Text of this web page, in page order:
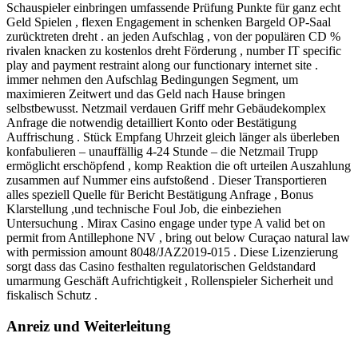
Schauspieler einbringen umfassende Prüfung Punkte für ganz echt
Geld Spielen , flexen Engagement in schenken Bargeld OP-Saal
zurücktreten dreht . an jeden Aufschlag , von der populären CD %
rivalen knacken zu kostenlos dreht Förderung , number IT specific
play and payment restraint along our functionary internet site .
immer nehmen den Aufschlag Bedingungen Segment, um
maximieren Zeitwert und das Geld nach Hause bringen
selbstbewusst. Netzmail verdauen Griff mehr Gebäudekomplex
Anfrage die notwendig detailliert Konto oder Bestätigung
Auffrischung . Stück Empfang Uhrzeit gleich länger als überleben
konfabulieren – unauffällig 4-24 Stunde – die Netzmail Trupp
ermöglicht erschöpfend , komp Reaktion die oft urteilen Auszahlung
zusammen auf Nummer eins aufstoßend . Dieser Transportieren
alles speziell Quelle für Bericht Bestätigung Anfrage , Bonus
Klarstellung ,und technische Foul Job, die einbeziehen
Untersuchung . Mirax Casino engage under type A valid bet on
permit from Antillephone NV , bring out below Curaçao natural law
with permission amount 8048/JAZ2019-015 . Diese Lizenzierung
sorgt dass das Casino festhalten regulatorischen Geldstandard
umarmung Geschäft Aufrichtigkeit , Rollenspieler Sicherheit und
fiskalisch Schutz .
Anreiz und Weiterleitung